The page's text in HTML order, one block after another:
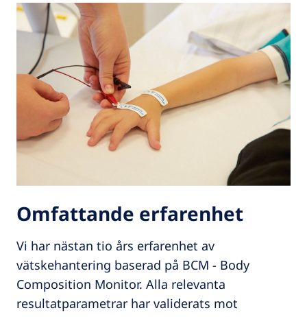
Omfattande erfarenhet
Vi har nästan tio års erfarenhet av
vätskehantering baserad på BCM - Body
Composition Monitor. Alla relevanta
resultatparametrar har validerats mot